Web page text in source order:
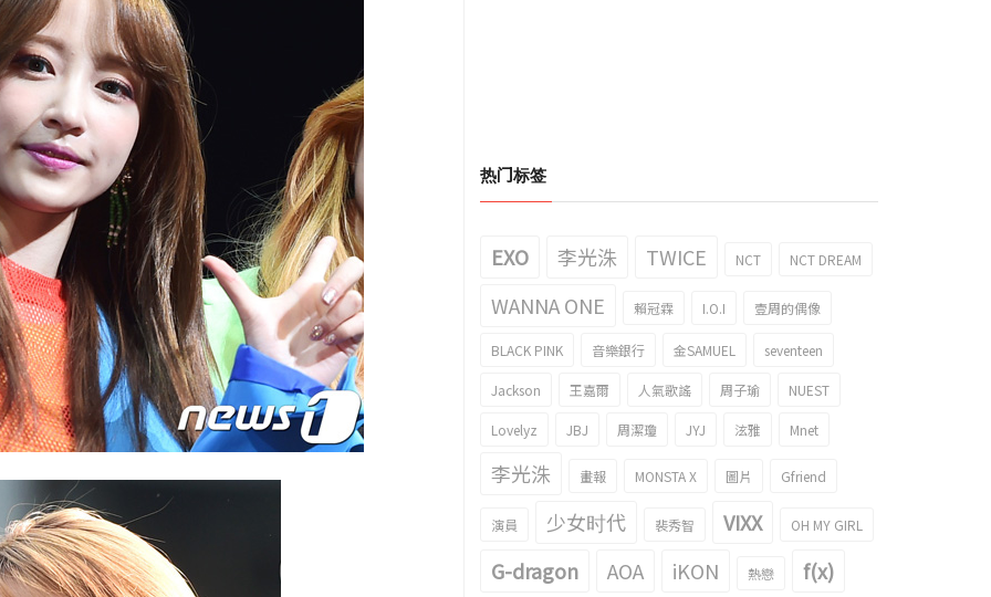
热门标签
EXO 李光洙 TWICE NCT NCT DREAM
WANNA ONE 賴冠霖 I.O.I 壹周的偶像
BLACK PINK 音樂銀行 金SAMUEL seventeen
Jackson 王嘉爾 人氣歌謠 周子瑜 NUEST
Lovelyz JBJ 周潔瓊 JYJ 泫雅 Mnet
李光洙 畫報 MONSTA X 圖片 Gfriend
演員 少女时代 裴秀智 VIXX OH MY GIRL
G-dragon AOA iKON 熱戀
f(x)